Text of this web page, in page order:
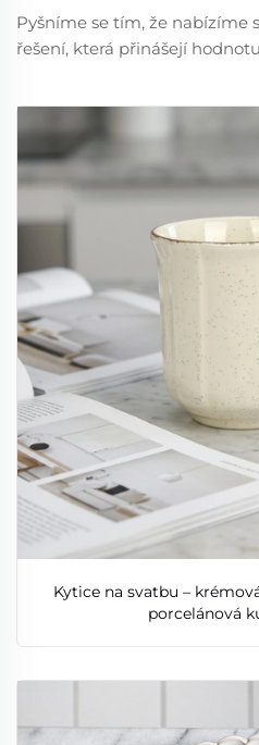
Pyšníme se tím, že nabízíme
řešení, která přinášejí
Kytice na svatbu –
porcelánová